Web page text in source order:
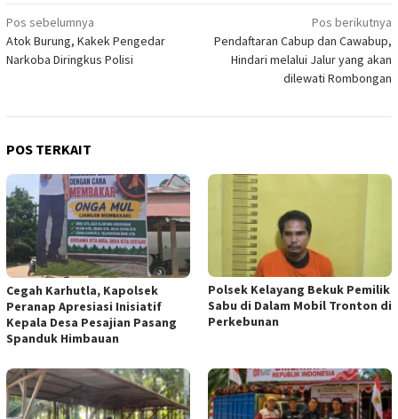
Navigasi
pos
Pos sebelumnya
Atok Burung, Kakek Pengedar
Narkoba Diringkus Polisi
Pos berikutnya
Pendaftaran Cabup dan Cawabup,
Hindari melalui Jalur yang akan
dilewati Rombongan
POS TERKAIT
Cegah Karhutla, Kapolsek
Peranap Apresiasi Inisiatif
Kepala Desa Pesajian Pasang
Spanduk Himbauan
Polsek Kelayang Bekuk Pemilik
Sabu di Dalam Mobil Tronton di
Perkebunan